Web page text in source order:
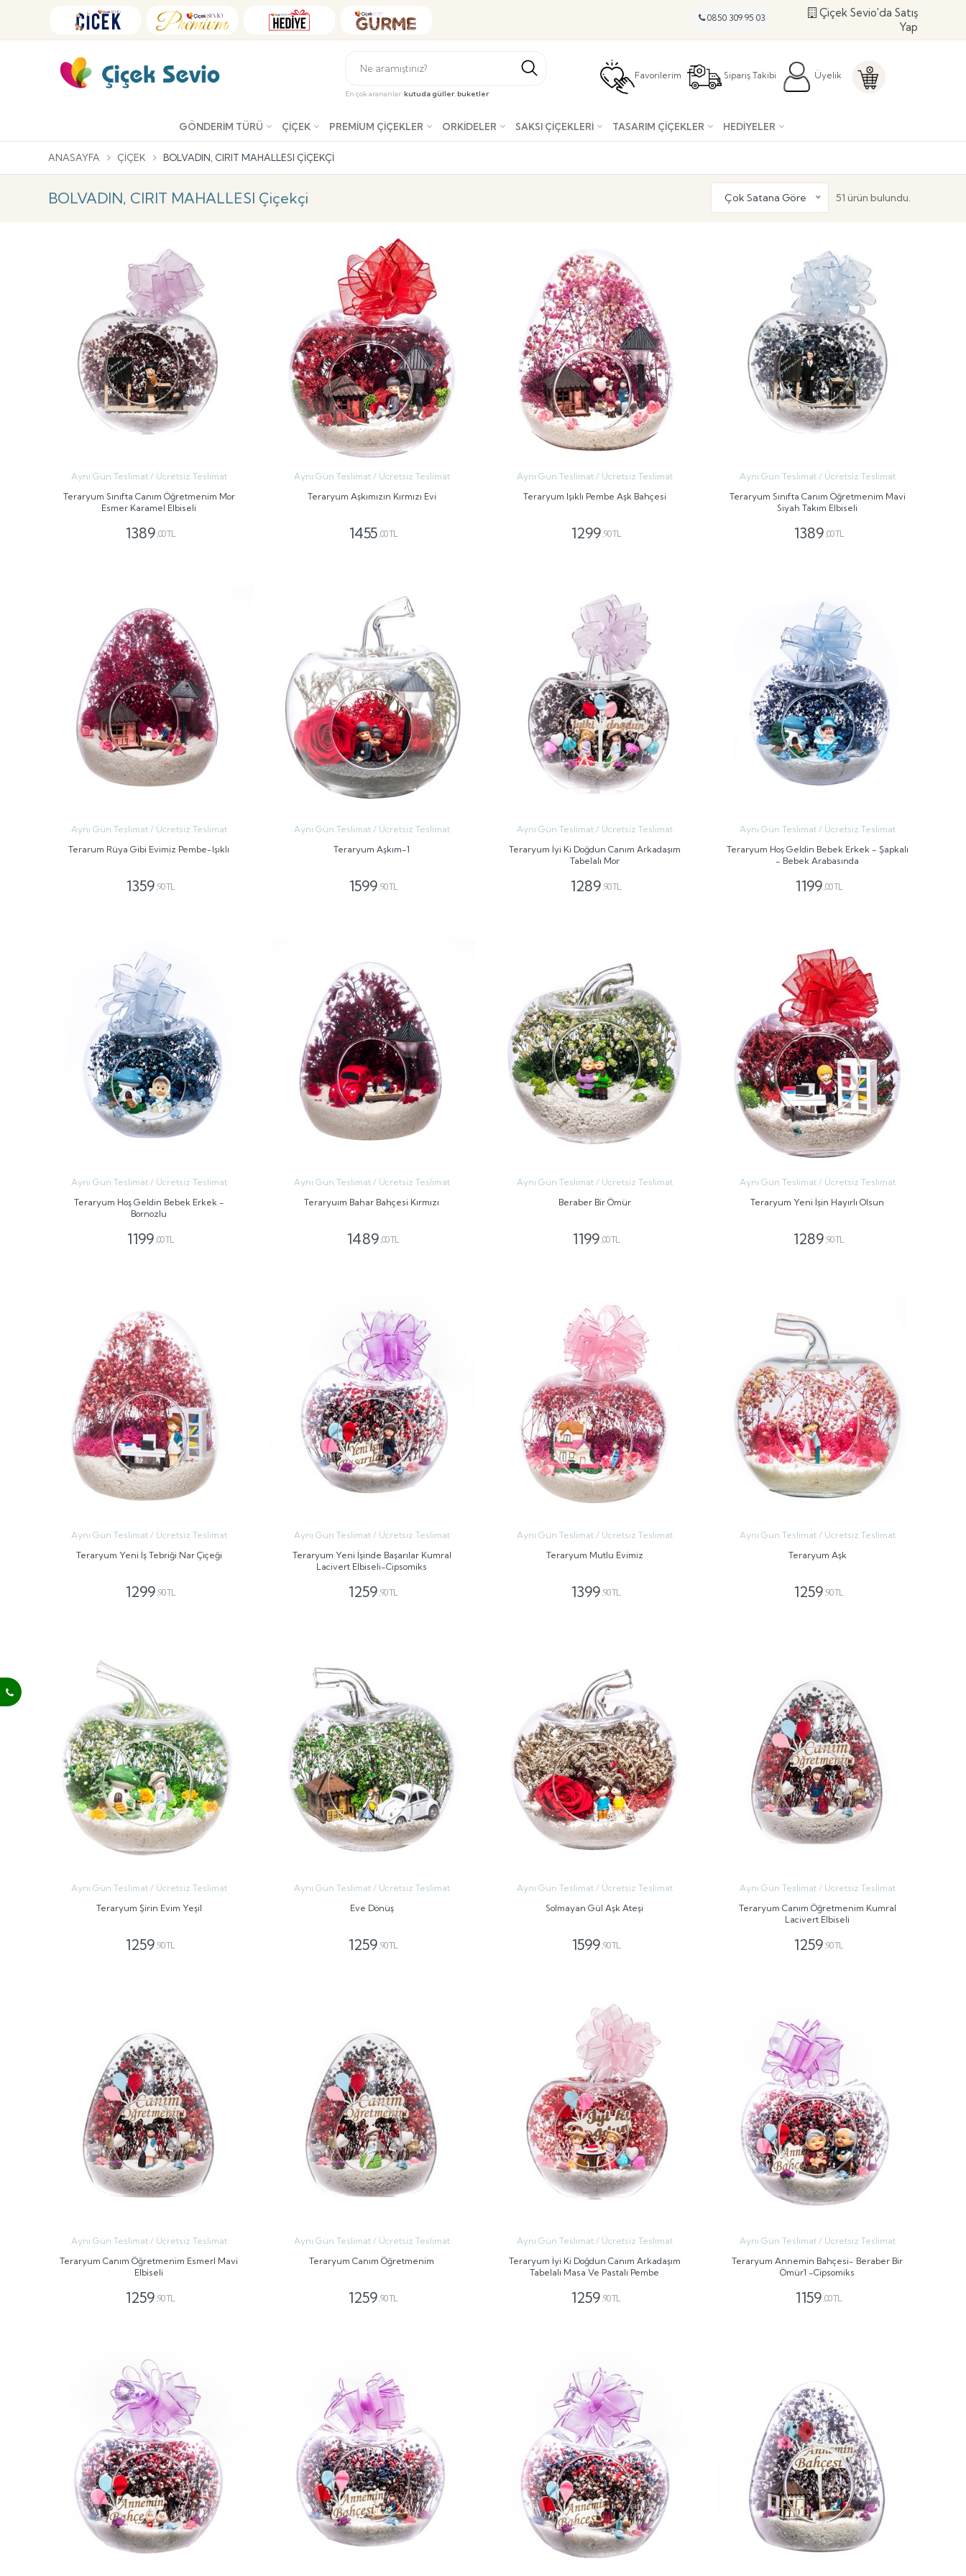
0850 309 95 03
Çiçek Sevio'da Satış
Yap
En çok arananlar: kutuda güller, buketler
Favorilerim Sipariş Takibi Üyelik
GÖNDERIM TÜRÜ ÇIÇEK PREMIUM ÇIÇEKLER ORKIDELER SAKSI ÇIÇEKLERI TASARIM ÇIÇEKLER HEDIYELER
ANASAYFA ÇIÇEK BOLVADIN, CIRIT MAHALLESI ÇIÇEKÇI
BOLVADIN, CIRIT MAHALLESI Çiçekçi Çok Satana Göre 51 ürün bulundu.
Aynı Gün Teslimat / Ücretsiz Teslimat
Teraryum Sınıfta Canım Öğretmenim Mor
Esmer Karamel Elbiseli
1389 ,00 TL
Aynı Gün Teslimat / Ücretsiz Teslimat
Teraryum Aşkımızın Kırmızı Evi
1455 ,00 TL
Aynı Gün Teslimat / Ücretsiz Teslimat
Teraryum Işıklı Pembe Aşk Bahçesi
1299 ,90 TL
Aynı Gün Teslimat / Ücretsiz Teslimat
Teraryum Sınıfta Canım Öğretmenim Mavi
Siyah Takım Elbiseli
1389 ,00 TL
Aynı Gün Teslimat / Ücretsiz Teslimat
Terarum Rüya Gibi Evimiz Pembe-Işıklı
1359 ,90 TL
Aynı Gün Teslimat / Ücretsiz Teslimat
Teraryum Aşkım-1
1599 ,90 TL
Aynı Gün Teslimat / Ücretsiz Teslimat
Teraryum İyi Ki Doğdun Canım Arkadaşım
Tabelalı Mor
1289 ,90 TL
Aynı Gün Teslimat / Ücretsiz Teslimat
Teraryum Hoş Geldin Bebek Erkek - Şapkalı
- Bebek Arabasında
1199 ,00 TL
Aynı Gün Teslimat / Ücretsiz Teslimat
Teraryum Hoş Geldin Bebek Erkek -
Bornozlu
1199 ,00 TL
Aynı Gün Teslimat / Ücretsiz Teslimat
Teraryuım Bahar Bahçesi Kırmızı
1489 ,00 TL
Aynı Gün Teslimat / Ücretsiz Teslimat
Beraber Bir Ömür
1199 ,00 TL
Aynı Gün Teslimat / Ücretsiz Teslimat
Teraryum Yeni İşin Hayırlı Olsun
1289 ,90 TL
Aynı Gün Teslimat / Ücretsiz Teslimat
Teraryum Yeni İş Tebriği Nar Çiçeği
1299 ,90 TL
Aynı Gün Teslimat / Ücretsiz Teslimat
Teraryum Yeni İşinde Başarılar Kumral
Lacivert Elbiseli-Cipsomiks
1259 ,90 TL
Aynı Gün Teslimat / Ücretsiz Teslimat
Teraryum Mutlu Evimiz
1399 ,90 TL
Aynı Gün Teslimat / Ücretsiz Teslimat
Teraryum Aşk
1259 ,90 TL
Aynı Gün Teslimat / Ücretsiz Teslimat
Teraryum Şirin Evim Yeşil
1259 ,90 TL
Aynı Gün Teslimat / Ücretsiz Teslimat
Eve Dönüş
1259 ,90 TL
Aynı Gün Teslimat / Ücretsiz Teslimat
Solmayan Gül Aşk Ateşi
1599 ,90 TL
Aynı Gün Teslimat / Ücretsiz Teslimat
Teraryum Canım Öğretmenim Kumral
Lacivert Elbiseli
1259 ,90 TL
Aynı Gün Teslimat / Ücretsiz Teslimat
Teraryum Canım Öğretmenim Esmerl Mavi
Elbiseli
1259 ,90 TL
Aynı Gün Teslimat / Ücretsiz Teslimat
Teraryum Canım Öğretmenim
1259 ,90 TL
Aynı Gün Teslimat / Ücretsiz Teslimat
Teraryum İyi Ki Doğdun Canım Arkadaşım
Tabelalı Masa Ve Pastalı Pembe
1259 ,90 TL
Aynı Gün Teslimat / Ücretsiz Teslimat
Teraryum Annemin Bahçesi- Beraber Bir
Ömür1 -Cipsomiks
1159 ,00 TL